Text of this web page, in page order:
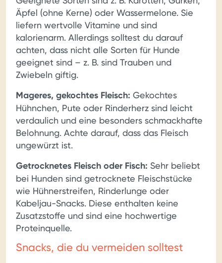
Äpfel (ohne Kerne) oder Wassermelone. Sie
liefern wertvolle Vitamine und sind
kalorienarm. Allerdings solltest du darauf
achten, dass nicht alle Sorten für Hunde
geeignet sind – z. B. sind Trauben und
Zwiebeln giftig.
Mageres, gekochtes Fleisch: Gekochtes
Hühnchen, Pute oder Rinderherz sind leicht
verdaulich und eine besonders schmackhafte
Belohnung. Achte darauf, dass das Fleisch
ungewürzt ist.
Getrocknetes Fleisch oder Fisch: Sehr beliebt
bei Hunden sind getrocknete Fleischstücke
wie Hühnerstreifen, Rinderlunge oder
Kabeljau-Snacks. Diese enthalten keine
Zusatzstoffe und sind eine hochwertige
Proteinquelle.
Snacks, die du vermeiden solltest